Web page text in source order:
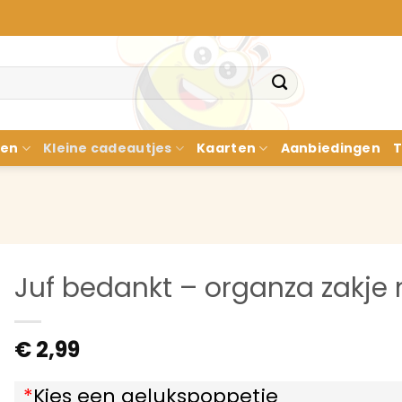
Kleine cadeautjes Kaarten Aanbiedingen
Juf bedankt – organza
€2,99
*Kies een gelukspoppetje